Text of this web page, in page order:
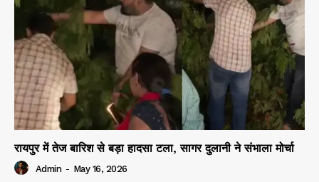
रायपुर में तेज बारिश से बड़ा हादसा टला, सागर दुलानी ने संभाला मोर्चा
Admin - May 16, 2026